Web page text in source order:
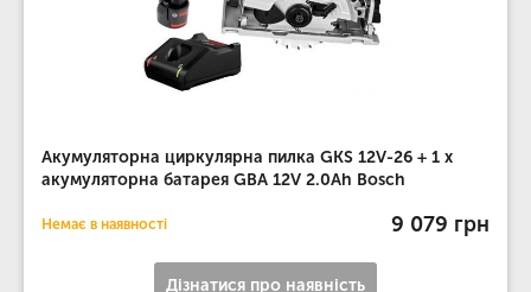
Акумуляторна циркулярна пилка GKS 12V-26 + 1 x
акумуляторна батарея GBA 12V 2.0Ah Bosch
Немає в наявності 9 079 грн
Дізнатися про наявність